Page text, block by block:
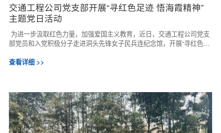
交通工程公司党支部开展“寻红色足迹 悟海霞精神”
主题党日活动
为进一步汲取红色力量，加强爱国主义教育，近日，交通工程公司党支
部党员和入党积极分子走进洞头先锋女子民兵连纪念馆，开展“寻红色足
查看详细 >>